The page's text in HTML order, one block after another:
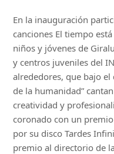
En la inauguración
canciones El tiempo
niños y jóvenes de
y centros juveniles del
alrededores, que bajo
de la humanidad”
creatividad y
coronado con un
por su disco Tardes
premio al directorio de